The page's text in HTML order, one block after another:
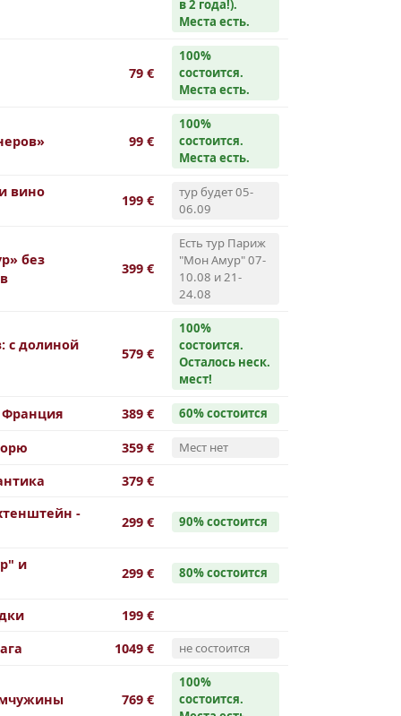
в 2 года!).
Места есть.
79 €
100%
cостоится.
Места есть.
99 €
100%
cостоится.
Места есть.
вино
199 €
тур будет 05-
06.09
без
399 €
Есть тур Париж
"Мон Амур" 07-
10.08 и 21-
24.08
с долиной
579 €
100%
cостоится.
Осталось неск.
мест!
Франция 389 € 60% cостоится
359 € Мест нет
379 €
-
299 € 90% cостоится
и
299 € 80% cостоится
199 €
1049 € не состоится
769 €
100%
cостоится.